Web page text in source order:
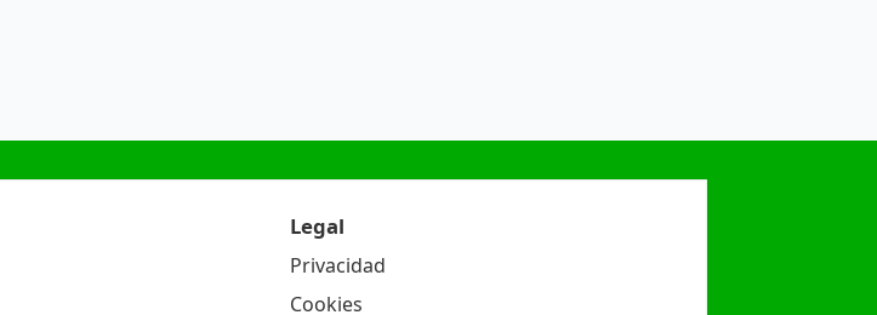
Legal
Privacidad
Cookies